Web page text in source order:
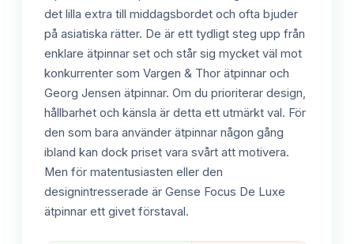
det lilla extra till middagsbordet och ofta bjuder
på asiatiska rätter. De är ett tydligt steg upp från
enklare ätpinnar set och står sig mycket väl mot
konkurrenter som Vargen & Thor ätpinnar och
Georg Jensen ätpinnar. Om du prioriterar design,
hållbarhet och känsla är detta ett utmärkt val. För
den som bara använder ätpinnar någon gång
ibland kan dock priset vara svårt att motivera.
Men för matentusiasten eller den
designintresserade är Gense Focus De Luxe
ätpinnar ett givet förstaval.